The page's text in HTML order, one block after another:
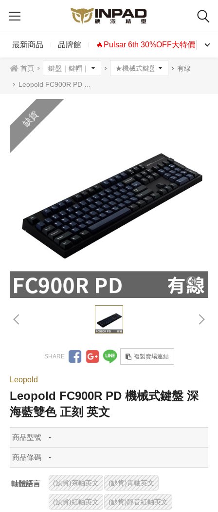
最新商品 品牌館 🔥Pulsar 6th 30%OFF大特價🔥
首頁 有線
Leopold FC900R PD 機械式鍵盤 深海藍雙色 正刻 英文
缺貨
複製賣場連結
Leopold
Leopold FC900R PD 機械式鍵盤 深
海藍雙色 正刻 英文
商品型號 -
商品條碼 -
軸體語言 (缺貨)茶軸英文 (缺貨)青軸英文
(缺貨)紅軸英文 (缺貨)靜音紅軸英文